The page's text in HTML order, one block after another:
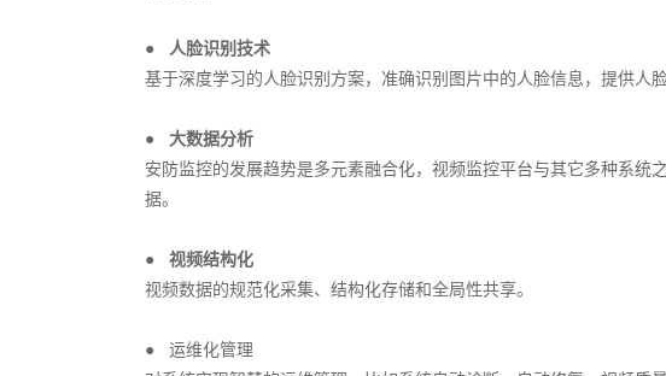
● 人脸识别技术
基于深度学习的人脸识别方案，准确识别图片中的人脸信息，提供人
● 大数据分析
安防监控的发展趋势是多元素融合化，视频监控平台与其它多种系
据。
● 视频结构化
视频数据的规范化采集、结构化存储和全局性共享。
● 运维化管理